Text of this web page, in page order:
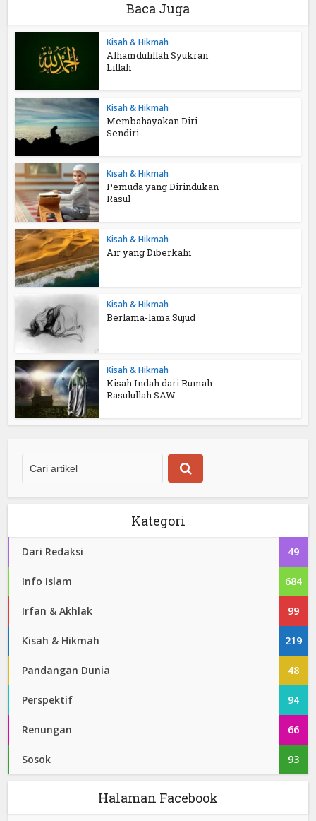
Baca Juga
Kisah & Hikmah
Alhamdulillah Syukran
Lillah
Kisah & Hikmah
Membahayakan Diri
Sendiri
Kisah & Hikmah
Pemuda yang Dirindukan
Rasul
Kisah & Hikmah
Air yang Diberkahi
Kisah & Hikmah
Berlama-lama Sujud
Kisah & Hikmah
Kisah Indah dari Rumah
Rasulullah SAW
Kategori
Dari Redaksi 49
Info Islam 684
Irfan & Akhlak 99
Kisah & Hikmah 219
Pandangan Dunia 48
Perspektif 94
Renungan 66
Sosok 93
Halaman Facebook